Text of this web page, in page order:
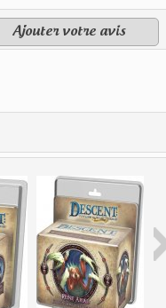
Ajouter votre avis